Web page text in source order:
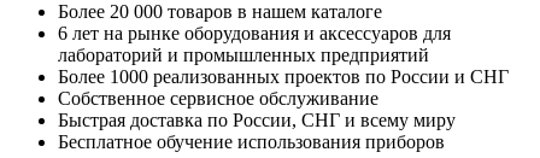
Более 20 000 товаров в нашем каталоге
6 лет на рынке оборудования и аксессуаров для
лабораторий и промышленных предприятий
Более 1000 реализованных проектов по России и СНГ
Собственное сервисное обслуживание
Быстрая доставка по России, СНГ и всему миру
Бесплатное обучение использования приборов